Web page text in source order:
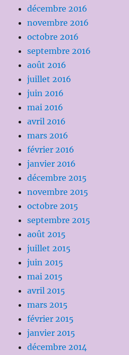
décembre 2016
novembre 2016
octobre 2016
septembre 2016
août 2016
juillet 2016
juin 2016
mai 2016
avril 2016
mars 2016
février 2016
janvier 2016
décembre 2015
novembre 2015
octobre 2015
septembre 2015
août 2015
juillet 2015
juin 2015
mai 2015
avril 2015
mars 2015
février 2015
janvier 2015
décembre 2014